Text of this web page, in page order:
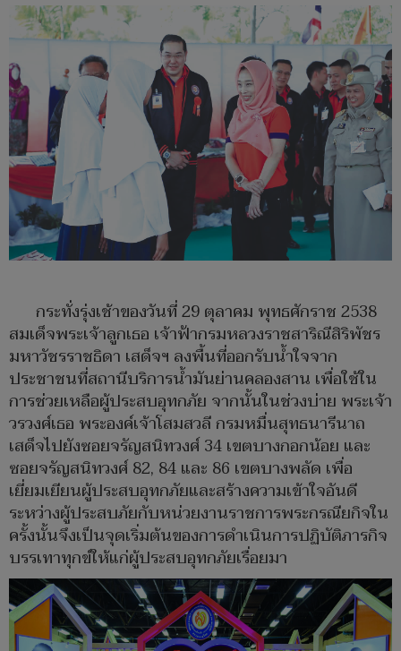
กระทั่งรุ่งเช้าของวันที่ 29 ตุลาคม พุทธศักราช 2538
สมเด็จพระเจ้าลูกเธอ เจ้าฟ้ากรมหลวงราชสาริณีสิริพัชร
มหาวัชรราชธิดา เสด็จฯ ลงพื้นที่ออกรับน้ำใจจาก
ประชาชนที่สถานีบริการน้ำมันย่านคลองสาน เพื่อใช้ใน
การช่วยเหลือผู้ประสบอุทกภัย จากนั้นในช่วงบ่าย พระเจ้า
วรวงศ์เธอ พระองค์เจ้าโสมสวลี กรมหมื่นสุทธนารีนาถ
เสด็จไปยังซอยจรัญสนิทวงศ์ 34 เขตบางกอกน้อย และ
ซอยจรัญสนิทวงศ์ 82, 84 และ 86 เขตบางพลัด เพื่อ
เยี่ยมเยียนผู้ประสบอุทกภัยและสร้างความเข้าใจอันดี
ระหว่างผู้ประสบภัยกับหน่วยงานราชการพระกรณียกิจใน
ครั้งนั้นจึงเป็นจุดเริ่มต้นของการดำเนินการปฏิบัติภารกิจ
บรรเทาทุกข์ให้แก่ผู้ประสบอุทกภัยเรื่อยมา